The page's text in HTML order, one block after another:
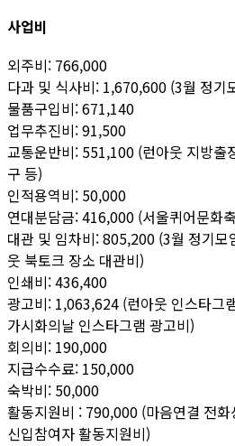
사업비
외주비: 766,000
다과 및 식사비: 1,670,600 (3월 정기
물품구입비: 671,140
업무추진비: 91,500
교통운반비: 551,100 (런아웃 지방출
구 등)
인적용역비: 50,000
연대분담금: 416,000 (서울퀴어문화
대관 및 임차비: 805,200 (3월 정기모
웃 북토크 장소 대관비)
인쇄비: 436,400
광고비: 1,063,624 (런아웃 인스타그
가시화의날 인스타그램 광고비)
회의비: 190,000
지급수수료: 150,000
숙박비: 50,000
활동지원비 : 790,000 (마음연결 전
신입참여자 활동지원비)